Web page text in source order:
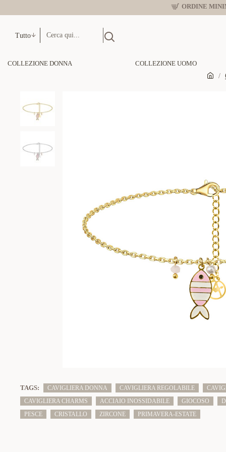
ORDINE
Tutto
COLLEZIONE DONNA COLLEZIONE UOMO
TAGS: CAVIGLIERA DONNA CAVIGLIERA REGOLABILE
CAVIGLIERA CHARMS
ACCIAIO INOSSIDABILE GIOCOSO
PESCE
CRISTALLO ZIRCONE PRIMAVERA-ESTATE